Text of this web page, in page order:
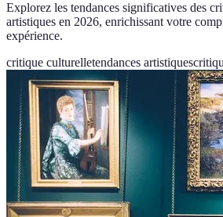
Explorez les tendances significatives des
artistiques en 2026, enrichissant votre
expérience.
critique culturelletendances artistiques